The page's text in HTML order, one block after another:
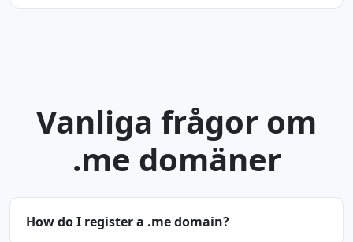
Vanliga frågor om
.me domäner
How do I register a .me domain?